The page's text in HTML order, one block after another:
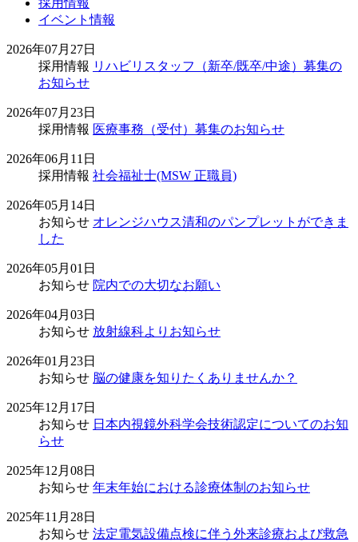
採用情報
イベント情報
2026年07月27日
採用情報 リハビリスタッフ（新卒/既卒/中途）募集の
お知らせ
2026年07月23日
採用情報 医療事務（受付）募集のお知らせ
2026年06月11日
採用情報 社会福祉士(MSW 正職員)
2026年05月14日
お知らせ オレンジハウス清和のパンプレットができま
した
2026年05月01日
お知らせ 院内での大切なお願い
2026年04月03日
お知らせ 放射線科よりお知らせ
2026年01月23日
お知らせ 脳の健康を知りたくありませんか？
2025年12月17日
お知らせ 日本内視鏡外科学会技術認定についてのお知
らせ
2025年12月08日
お知らせ 年末年始における診療体制のお知らせ
2025年11月28日
お知らせ 法定電気設備点検に伴う外来診療および救急